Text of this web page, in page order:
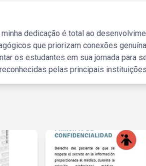
minha dedicação é total ao
que priorizam conexões
os estudantes em sua jornada para
pelas principais